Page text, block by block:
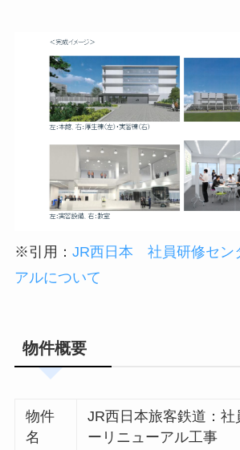
※引用： JR西日本 社員研修セン
アルについて
物件概要
物件
名
JR西日本旅客鉄道：社
ーリニューアル工事